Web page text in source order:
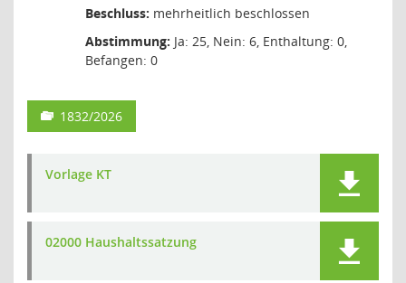
Beschluss: mehrheitlich beschlossen
Abstimmung: Ja: 25, Nein: 6, Enthaltung: 0,
Befangen: 0
1832/2026
Vorlage KT
02000 Haushaltssatzung